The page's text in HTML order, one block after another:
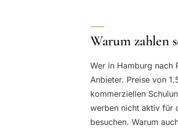
Warum zahlen
Wer in Hamburg nach
Anbieter. Preise von
kommerziellen
werben nicht aktiv für
besuchen. Warum